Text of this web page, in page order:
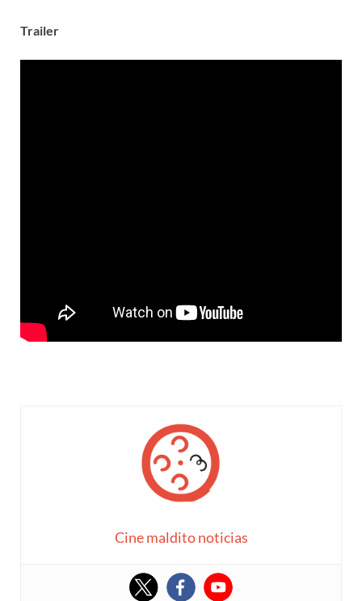
Trailer
Cine maldito noticias